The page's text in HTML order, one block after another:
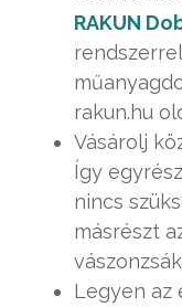
RAKUN
rakun.hu
Vásárolj
Így
nincs
másrészt
Legyen az